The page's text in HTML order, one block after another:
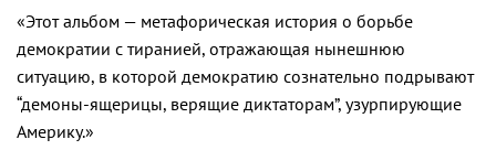
«Этот альбом — метафорическая история о борьбе
демократии с тиранией, отражающая нынешнюю
ситуацию, в которой демократию сознательно подрывают
“демоны-ящерицы, верящие диктаторам”, узурпирующие
Америку.»